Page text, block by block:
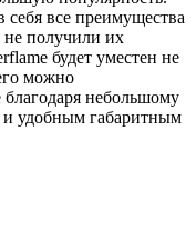
все преимущества
получили их
будет уместен не
можно
благодаря небольшому
и удобным габаритным